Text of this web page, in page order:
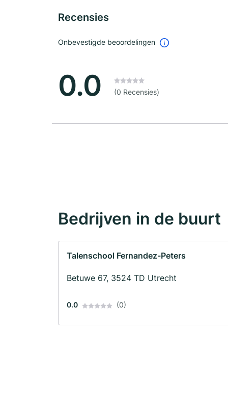
Recensies
Onbevestigde beoordelingen
0.0 (0 Recensies)
Bedrijven in de buurt
Talenschool Fernandez-Peters
Betuwe 67, 3524 TD Utrecht
0.0 (0)